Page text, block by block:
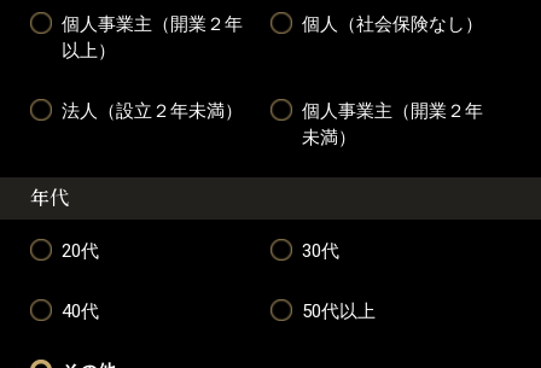
個人事業主（開業２年
以上）
個人（社会保険なし）
法人（設立２年未満）
個人事業主（開業２年
未満）
年代
20代 30代
40代 50代以上